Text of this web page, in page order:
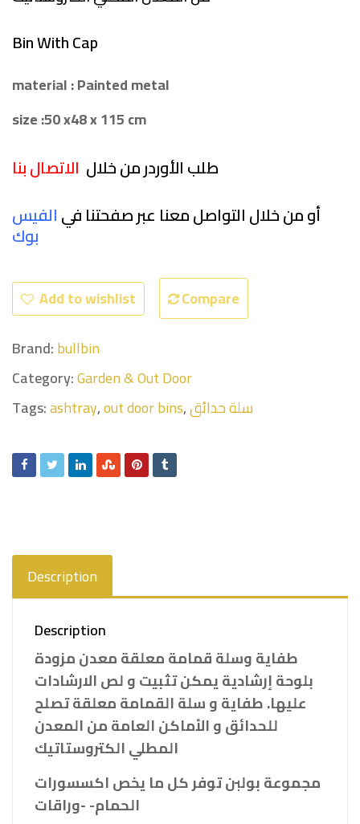
Bin With Cap
material :Painted metal
size :50 x48 x 115 cm
طلب الأوردر من خلال الاتصال بنا
أو من خلال التواصل معنا عبر صفحتنا فيالفيس
بوك
Add to wishlist
Compare
Brand:bullbin
Category:Garden & Out Door
Tags:ashtray,out door bins,سلة حدائق
Description
Description
طفاية وسلة قمامة معلقة معدن مزودة
بلوحة إرشادية يمكن تثبيت و لص الارشادات
عليها. طفاية و سلة القمامة معلقة تصلح
للحدائق و الأماكن العامة من المعدن
المطلي الكتروستاتيك
مجموعة بولبن توفر كل ما يخص اكسسورات
الحمام- -وراقات